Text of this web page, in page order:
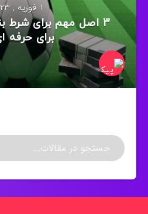
1 فوریه , 2023
3 اصل مهم برای شرط
برای حرفه